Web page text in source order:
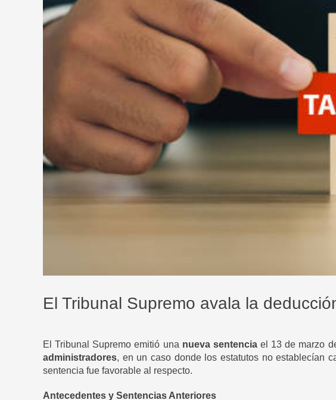
El Tribunal Supremo avala la
El Tribunal Supremo emitió una nueva sentenciael 13 de marzo
administradores, en un caso donde los estatutos no establecían
sentencia fue favorable al respecto.
Antecedentes y Sentencias Anteriores